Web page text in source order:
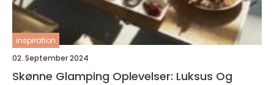
inspiration
02. September 2024
Skønne Glamping Oplevelser: Luksus Og